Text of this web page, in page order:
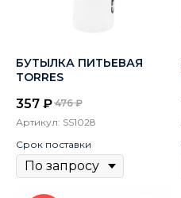
БУТЫЛКА ПИТЬЕВАЯ
TORRES
357 ₽ 476 ₽
Артикул: SS1028
Срок поставки